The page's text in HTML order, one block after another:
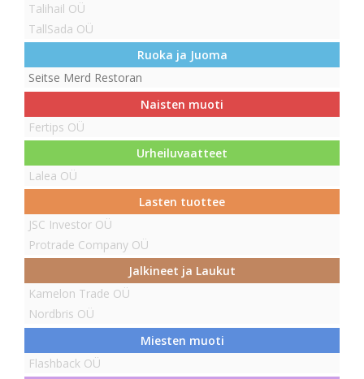
Talihail OÜ
TallSada OÜ
Ruoka ja Juoma
Seitse Merd Restoran
Naisten muoti
Fertips OÜ
Urheiluvaatteet
Lalea OÜ
Lasten tuottee
JSC Investor OÜ
Protrade Company OÜ
Jalkineet ja Laukut
Kamelon Trade OÜ
Nordbris OÜ
Miesten muoti
Flashback OÜ